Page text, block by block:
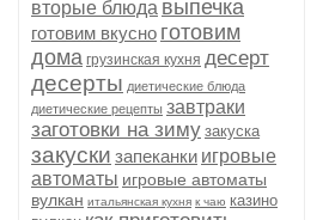
вторые блюда выпечка
готовим вкусно готовим
дома грузинская кухня десерт
десерты диетические блюда
диетические рецепты завтраки
заготовки на зиму закуска
закуски запеканки игровые
автоматы игровые автоматы
вулкан итальянская кухня к чаю казино